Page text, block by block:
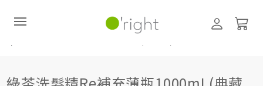
直購訂閱制
居家生活HOME系列
±R系列 (補充薄瓶)
補充薄瓶